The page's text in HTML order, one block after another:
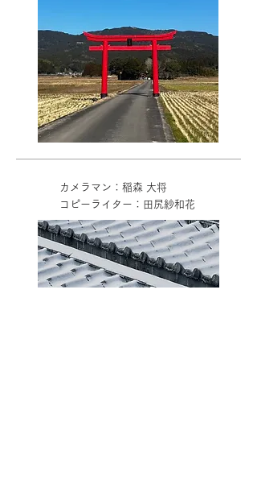
カメラマン：稲森 大将
コピーライター：田尻紗和花